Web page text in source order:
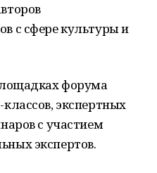
с сфере культуры и
форума
экспертных
с участием
экспертов.